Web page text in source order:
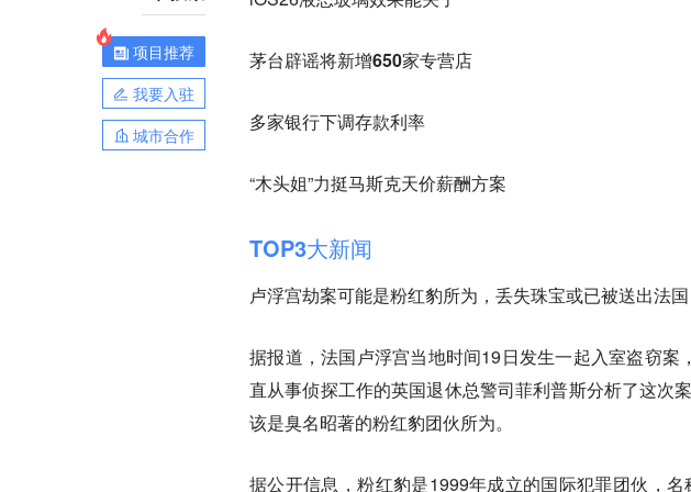
项目推荐
我要入驻
城市合作
茅台辟谣将新增650家专营店
多家银行下调存款利率
“木头姐”力挺马斯克天价薪酬方案
TOP3大新闻
卢浮宫劫案可能是粉红豹所为，丢失珠宝或已被送出法国
据报道，法国卢浮宫当地时间19日发生一起入室盗窃
直从事侦探工作的英国退休总警司菲利普斯分析了这次
该是臭名昭著的粉红豹团伙所为。
据公开信息，粉红豹是1999年成立的国际犯罪团伙，